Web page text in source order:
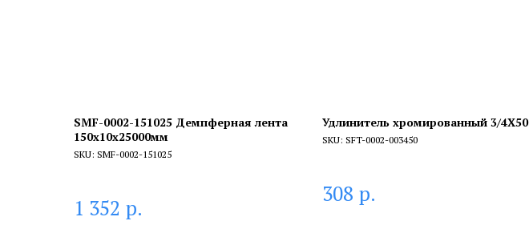
SMF-0002-151025 Демпферная лента
150х10х25000мм
SKU: SMF-0002-151025
1 352 р.
Удлинитель хромированный 3/4X50
SKU: SFT-0002-003450
308 р.